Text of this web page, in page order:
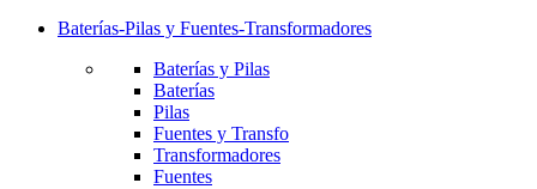
Baterías-Pilas y Fuentes-Transformadores
Baterías y Pilas
Baterías
Pilas
Fuentes y Transfo
Transformadores
Fuentes